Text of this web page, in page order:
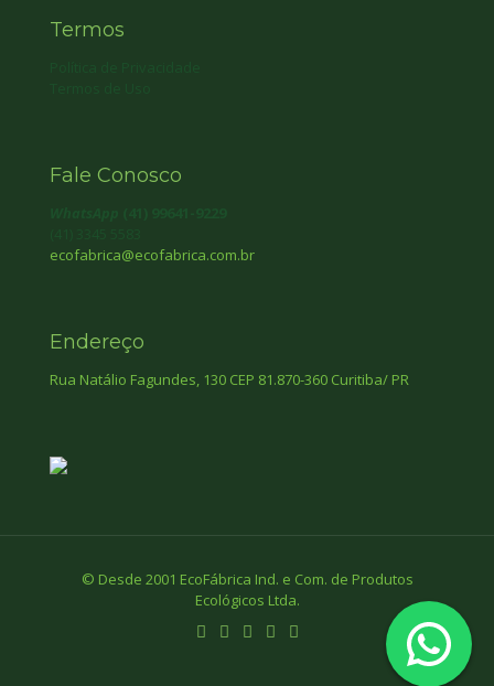
Termos
Fale Conosco
ecofabrica@ecofabrica.com.br
Endereço
Rua Natálio Fagundes, 130 CEP 81.870-360 Curitiba/ PR
© Desde 2001 EcoFábrica Ind. e Com. de Produtos
Ecológicos Ltda.